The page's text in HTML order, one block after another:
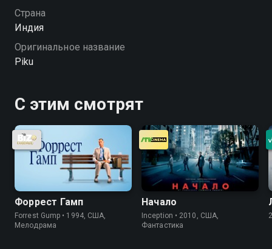
Страна
Индия
Оригинальное название
Piku
С этим смотрят
Форрест Гамп
Forrest Gump • 1994, США,
Мелодрама
Начало
Inception • 2010, США,
Фантастика